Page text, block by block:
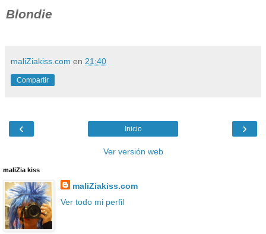
Blondie
maliZiakiss.com en 21:40
Compartir
‹ ›
Inicio
Ver versión web
maliZia kiss
maliZiakiss.com
Ver todo mi perfil